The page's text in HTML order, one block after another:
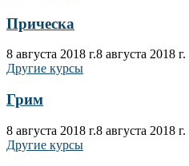
Прическа
8 августа 2018 г.8 августа 2018 г.
Другие курсы
Грим
8 августа 2018 г.8 августа 2018 г.
Другие курсы